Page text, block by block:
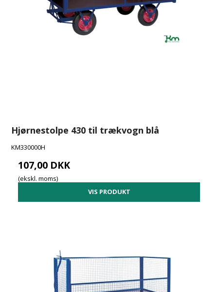
Hjørnestolpe 430 til trækvogn blå
KM330000H
107,00 DKK
(ekskl. moms)
VIS PRODUKT